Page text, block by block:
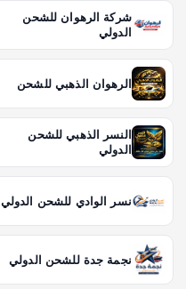
شركة الرهوان للشحن
الدولي
الرهوان الذهبي للشحن
النسر الذهبي للشحن
الدولي
نسر الوادي للشحن الدولي
نجمة جدة للشحن الدولي